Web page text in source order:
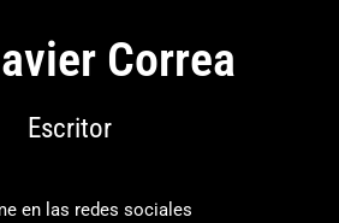
Correa
Escritor
en las redes sociales